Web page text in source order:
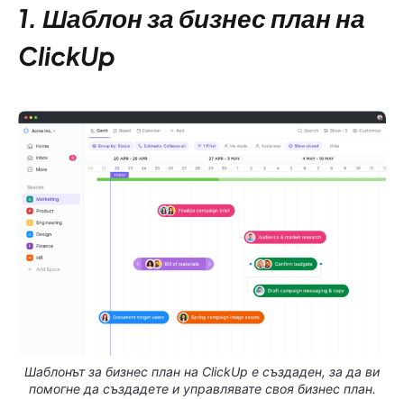
1. Шаблон за бизнес план на
ClickUp
Шаблонът за бизнес план на ClickUp е създаден, за да ви
помогне да създадете и управлявате своя бизнес план.